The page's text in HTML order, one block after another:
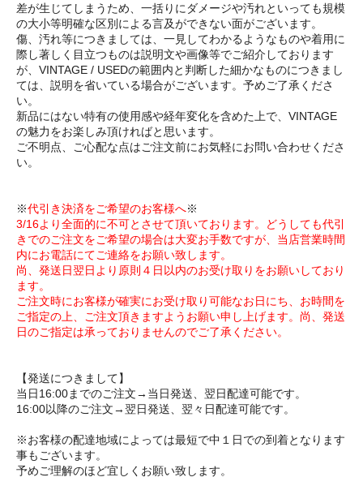
差が生じてしまうため、一括りにダメージや汚れといっても規模
の大小等明確な区別による言及ができない面がございます。
傷、汚れ等につきましては、一見してわかるようなものや着用に
際し著しく目立つものは説明文や画像等でご紹介しております
が、VINTAGE / USEDの範囲内と判断した細かなものにつきまし
ては、説明を省いている場合がございます。予めご了承くださ
い。
新品にはない特有の使用感や経年変化を含めた上で、VINTAGE
の魅力をお楽しみ頂ければと思います。
ご不明点、ご心配な点はご注文前にお気軽にお問い合わせくださ
い。
※代引き決済をご希望のお客様へ※
3/16より全面的に不可とさせて頂いております。どうしても代引
きでのご注文をご希望の場合は大変お手数ですが、当店営業時間
内にお電話にてご連絡をお願い致します。
尚、発送日翌日より原則４日以内のお受け取りをお願いしており
ます。
ご注文時にお客様が確実にお受け取り可能なお日にち、お時間を
ご指定の上、ご注文頂きますようお願い申し上げます。尚、発送
日のご指定は承っておりませんのでご了承ください。
【発送につきまして】
当日16:00までのご注文→当日発送、翌日配達可能です。
16:00以降のご注文→翌日発送、翌々日配達可能です。
※お客様の配達地域によっては最短で中１日での到着となります
事もございます。
予めご理解のほど宜しくお願い致します。